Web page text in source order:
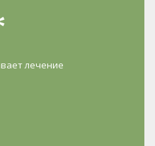
лечение